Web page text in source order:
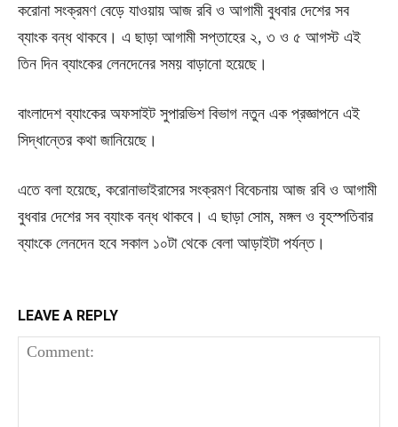
করোনা সংক্রমণ বেড়ে যাওয়ায় আজ রবি ও আগামী বুধবার দেশের সব
ব্যাংক বন্ধ থাকবে। এ ছাড়া আগামী সপ্তাহের ২, ৩ ও ৫ আগস্ট এই
তিন দিন ব্যাংকের লেনদেনের সময় বাড়ানো হয়েছে।
বাংলাদেশ ব্যাংকের অফসাইট সুপারভিশ বিভাগ নতুন এক প্রজ্ঞাপনে এই
সিদ্ধান্তের কথা জানিয়েছে।
এতে বলা হয়েছে, করোনাভাইরাসের সংক্রমণ বিবেচনায় আজ রবি ও আগামী
বুধবার দেশের সব ব্যাংক বন্ধ থাকবে। এ ছাড়া সোম, মঙ্গল ও বৃহস্পতিবার
ব্যাংকে লেনদেন হবে সকাল ১০টা থেকে বেলা আড়াইটা পর্যন্ত।
LEAVE A REPLY